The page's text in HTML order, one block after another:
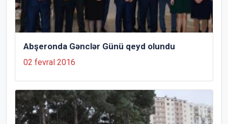
Abşeronda Gənclər Günü qeyd olundu
02 fevral 2016